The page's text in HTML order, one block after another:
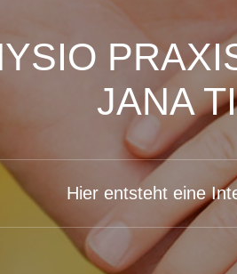
JANA
Hier entsteht eine